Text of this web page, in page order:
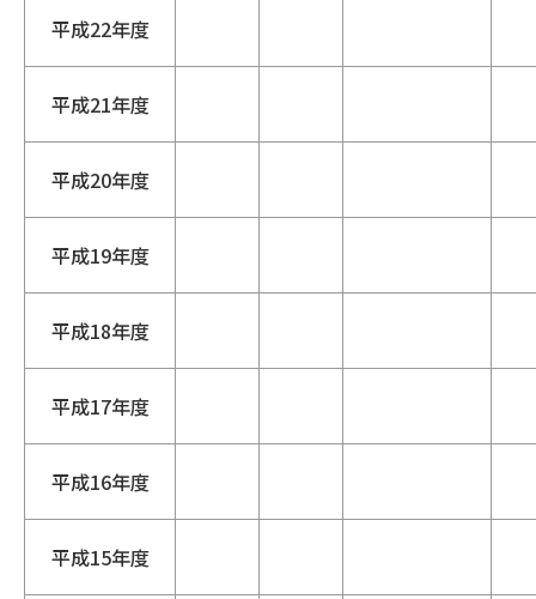
平成22年度
平成21年度
平成20年度
平成19年度
平成18年度
平成17年度
平成16年度
平成15年度